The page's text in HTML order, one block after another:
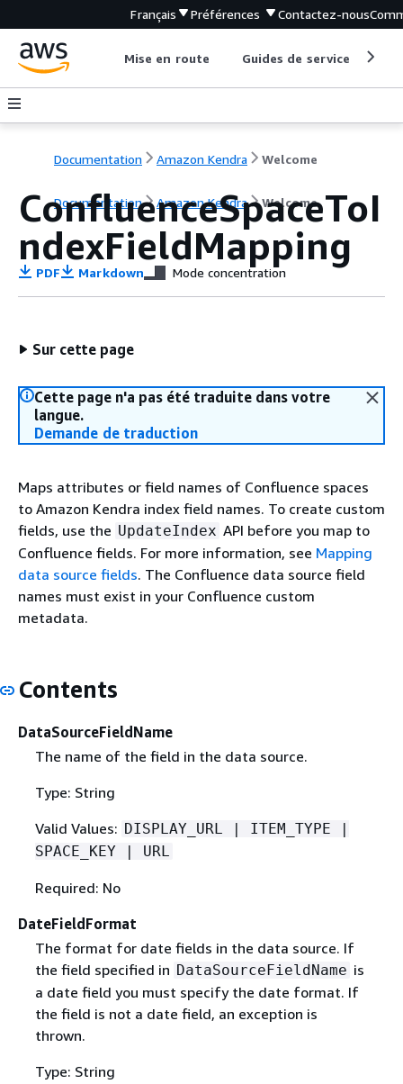
Français Préférences Contactez-nous
Mise en route Guides de service
Documentation Amazon Kendra Welcome
Documentation Amazon Kendra Welcome
ConfluenceSpaceToI
ndexFieldMapping
PDF Markdown Mode concentration
Sur cette page
Cette page n'a pas été traduite dans votre
langue.
Demande de traduction
Maps attributes or field names of Confluence spaces
to Amazon Kendra index field names. To create custom
fields, use the UpdateIndex API before you map to
Confluence fields. For more information, see Mapping
data source fields. The Confluence data source field
names must exist in your Confluence custom
metadata.
Contents
DataSourceFieldName
The name of the field in the data source.
Type: String
Valid Values: DISPLAY_URL | ITEM_TYPE |
SPACE_KEY | URL
Required: No
DateFieldFormat
The format for date fields in the data source. If
the field specified in DataSourceFieldName is
a date field you must specify the date format. If
the field is not a date field, an exception is
thrown.
Type: String